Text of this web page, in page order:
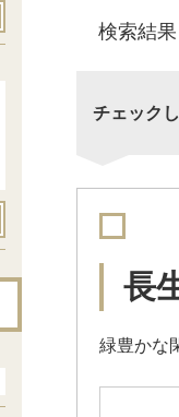
検索結果
チェック
長
緑豊かな